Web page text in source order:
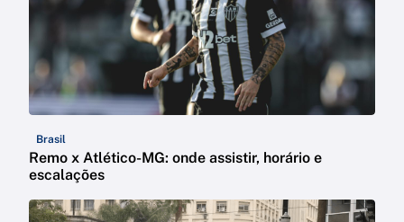
Brasil
Remo x Atlético-MG: onde assistir, horário e
escalações